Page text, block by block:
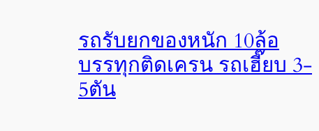
รถรับยกของหนัก 10ล้อ
บรรทุกติดเครน รถเฮี๊ยบ 3-
5ตัน